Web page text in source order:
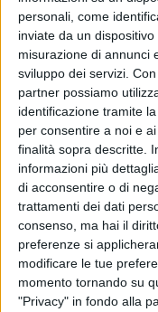
personali, come
inviate da un
misurazione di annunci
sviluppo dei servizi.
partner possiamo
identificazione tramite
per consentire a noi e
finalità sopra descritte.
informazioni più
di acconsentire o di
trattamenti dei dati
consenso, ma hai il
preferenze si
modificare le tue
momento tornando su
"Privacy" in fondo alla
appena pubblicato il
erogato un
quindi si apre una
supportati i
importante
Il corso della durata
gennaio.
I corsi si terranno a